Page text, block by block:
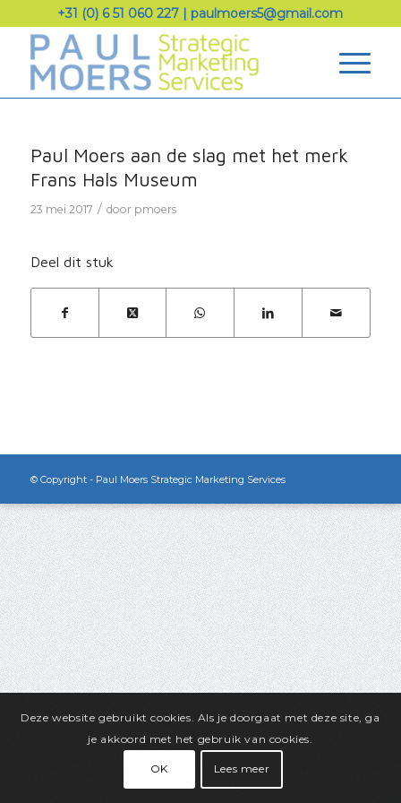
+31 (0) 6 51 060 227 |paulmoers5@gmail.com
Paul Moers aan de slag met het merk
Frans Hals Museum
23 mei 2017 / door pmoers
Deel dit stuk
© Copyright - Paul Moers Strategic Marketing Services
Deze website gebruikt cookies. Als je doorgaat met deze site, ga
je akkoord met het gebruik van cookies.
OK Lees meer